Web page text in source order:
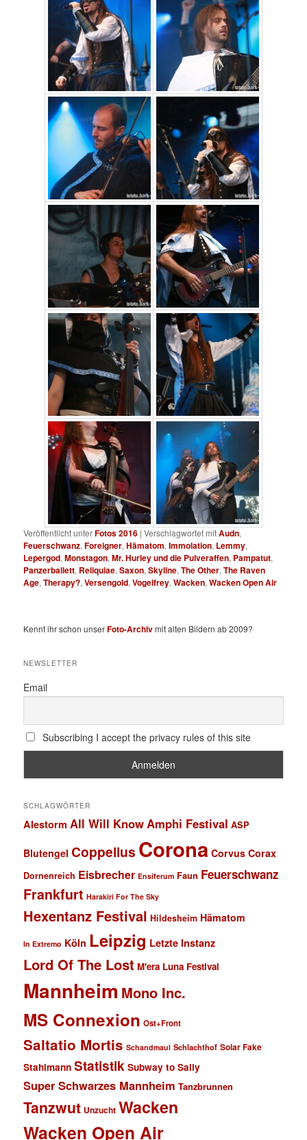
Veröffentlicht unterFotos 2016 |Verschlagwortet mitAudn,
Feuerschwanz,Foreigner,Hämatom,Immolation, Lemmy,
Lepergod,Monstagon,Mr. Hurley und die Pulveraffen, Pampatut,
Panzerballett, Reliquiae,Saxon,Skyline,The Other,The Raven
Age,Therapy?,Versengold,Vogelfrey,Wacken,Wacken Open Air
Kennt ihr schon unserFoto-Archivmit alten Bildern ab 2009?
NEWSLETTER
Email
Subscribing I accept the privacy rules of this site
SCHLAGWÖRTER
Alestorm All Will KnowAmphi Festival ASP
Blutengel Coppelius Corona Corvus Corax
Dornenreich Eisbrecher Ensiferum Faun Feuerschwanz
Frankfurt Harakiri For The Sky
Hexentanz Festival Hildesheim Hämatom
In Extremo Köln Leipzig Letzte Instanz
Lord Of The Lost M'era Luna Festival
Mannheim Mono Inc.
MS Connexion Ost+Front
Saltatio Mortis Schandmaul Schlachthof Solar Fake
Stahlmann Statistik Subway to Sally
Super Schwarzes Mannheim Tanzbrunnen
Tanzwut Unzucht Wacken
Wacken Open Air